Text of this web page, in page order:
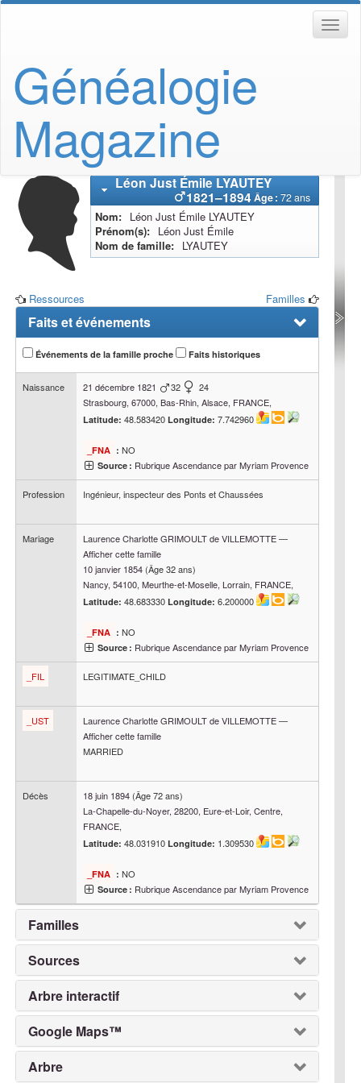
Généalogie
Magazine
Léon Just ÉmileLYAUTEY
1821–1894Âge : 72 ans
Nom Léon Just Émile LYAUTEY
Prénom(s)
Léon Just Émile
Nom de famille
LYAUTEY
Ressources Familles
Faits et événements
Événements de la famille proche Faits historiques
Naissance 21 décembre 1821 32
24
Strasbourg, 67000, Bas-Rhin, Alsace, FRANCE,
Latitude:48.583420Longitude:7.742960
_FNA : NO
Source : Rubrique Ascendance par Myriam Provence
Profession Ingénieur, inspecteur des Ponts et Chaussées
Mariage Laurence CharlotteGRIMOULT de VILLEMOTTE—
Afficher cette famille
10 janvier 1854 (Âge 32 ans)
Nancy, 54100, Meurthe-et-Moselle, Lorrain, FRANCE,
Latitude:48.683330Longitude:6.200000
_FNA : NO
Source : Rubrique Ascendance par Myriam Provence
_FIL LEGITIMATE_CHILD
_UST Laurence CharlotteGRIMOULT de VILLEMOTTE—
Afficher cette famille
MARRIED
Décès 18 juin 1894 (Âge 72 ans)
La-Chapelle-du-Noyer, 28200, Eure-et-Loir, Centre,
FRANCE,
Latitude:48.031910Longitude: 1.309530
_FNA : NO
Source : Rubrique Ascendance par Myriam Provence
Familles
Sources
Arbre interactif
Google Maps™
Arbre